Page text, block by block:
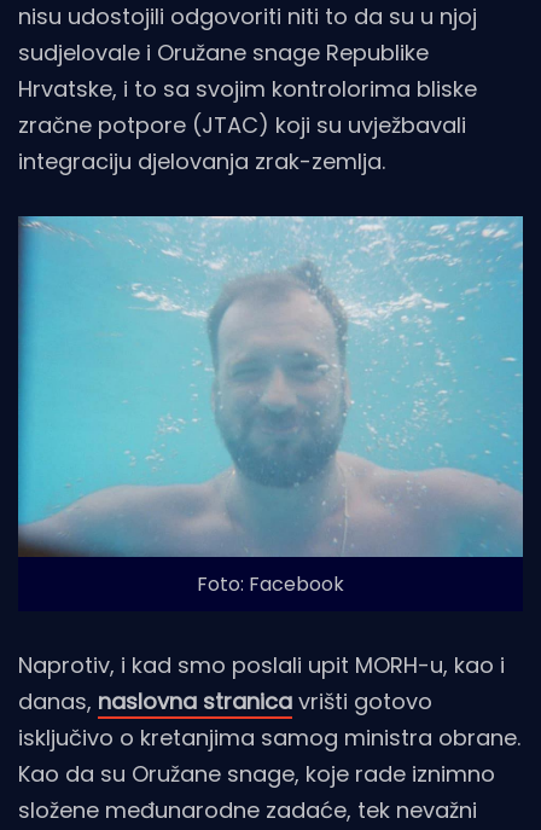
nisu udostojili odgovoriti niti to da su u njoj
sudjelovale i Oružane snage Republike
Hrvatske, i to sa svojim kontrolorima bliske
zračne potpore (JTAC) koji su uvježbavali
integraciju djelovanja zrak-zemlja.
Foto: Facebook
Naprotiv, i kad smo poslali upit MORH-u, kao i
danas, naslovna stranica vrišti gotovo
isključivo o kretanjima samog ministra obrane.
Kao da su Oružane snage, koje rade iznimno
složene međunarodne zadaće, tek nevažni